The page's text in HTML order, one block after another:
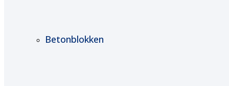
Betonblokken